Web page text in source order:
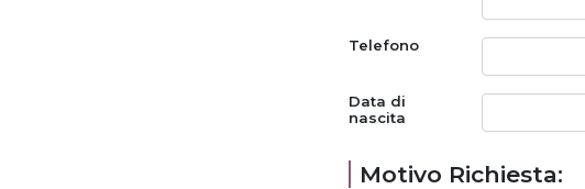
Telefono
Data di
nascita
Motivo Richiesta: